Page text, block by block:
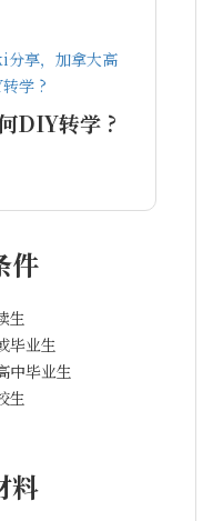
DIY转学 ?
件
生
毕业生
中毕业生
生
料